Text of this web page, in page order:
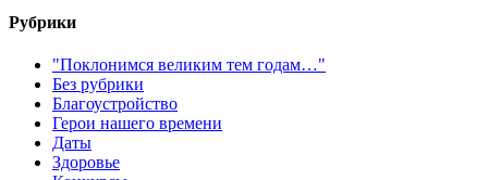
Рубрики
"Поклонимся великим тем годам…"
Без рубрики
Благоустройство
Герои нашего времени
Даты
Здоровье